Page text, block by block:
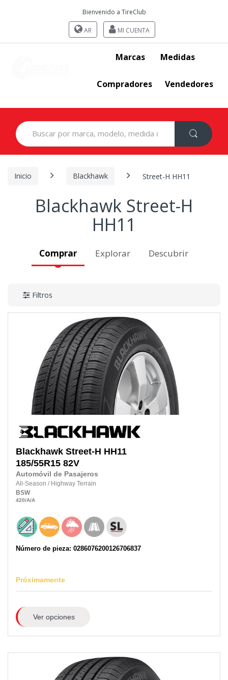
Bienvenido a TireClub
AR MI CUENTA
Marcas Medidas
Compradores Vendedores
Search
for:
Inicio Blackhawk Street-H HH11
Blackhawk Street-H
HH11
Comprar Explorar Descubrir
Filtros
Blackhawk Street-H HH11
185/55R15 82V
Automóvil de Pasajeros
All-Season / Highway Terrain
BSW
420/A/A
Número de pieza: 0286076200126706837
Próximamente
Ver opciones